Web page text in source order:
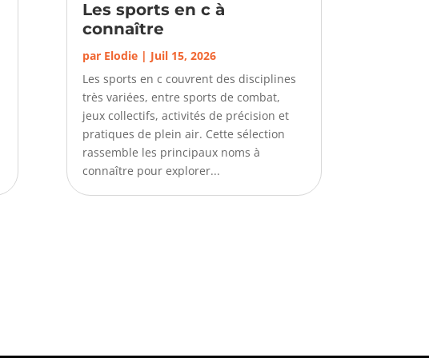
Les sports en c à
connaître
par Elodie| Juil 15, 2026
Les sports en c couvrent des disciplines
très variées, entre sports de combat,
jeux collectifs, activités de précision et
pratiques de plein air. Cette sélection
rassemble les principaux noms à
connaître pour explorer...